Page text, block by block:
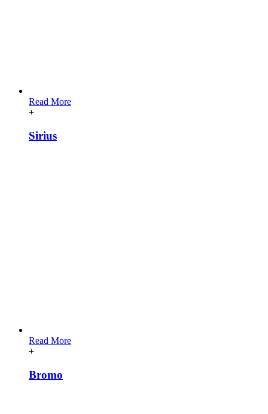
Read More
+
Sirius
Read More
+
Bromo